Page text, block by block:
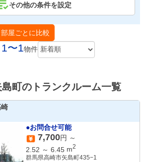
その他の条件を設定
部屋ごとに比較
1〜1物件
町のトランクルーム一覧
●お問合せ可能
7,700円 ～
2.52 ～ 6.45 m2
群馬県高崎市矢島町435−1